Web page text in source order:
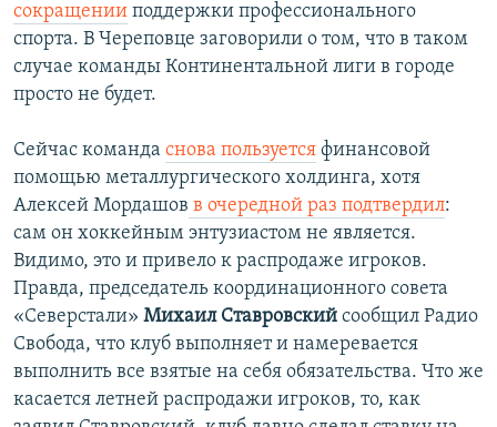
сокращении поддержки профессионального
спорта. В Череповце заговорили о том, что в таком
случае команды Континентальной лиги в городе
просто не будет.
Сейчас команда снова пользуется финансовой
помощью металлургического холдинга, хотя
Алексей Мордашов в очередной раз подтвердил:
сам он хоккейным энтузиастом не является.
Видимо, это и привело к распродаже игроков.
Правда, председатель координационного совета
«Северстали» Михаил Ставровский сообщил Радио
Свобода, что клуб выполняет и намеревается
выполнить все взятые на себя обязательства. Что же
касается летней распродажи игроков, то, как